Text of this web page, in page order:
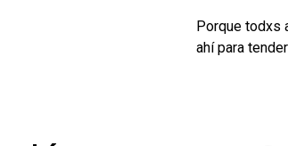
Porque todxs
ahí para